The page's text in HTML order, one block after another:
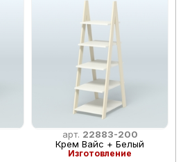
арт. 22883-200
Крем Вайс + Белый
Изготовление